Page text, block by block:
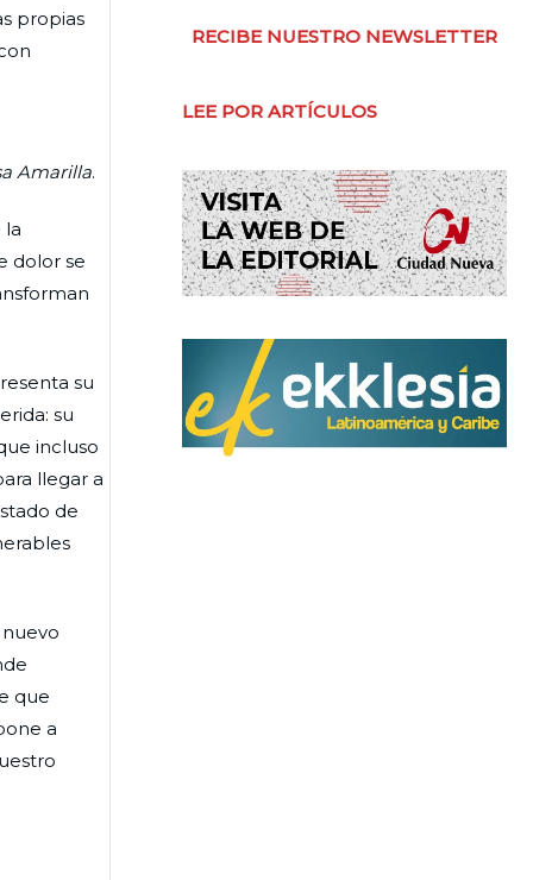
propias
Amarilla.
la
dolor se
su
su
incluso
llegar a
de
que
a
RECIBE NUESTRO NEWSLETTER
LEE POR ARTÍCULOS